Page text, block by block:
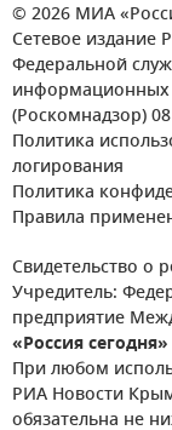
© 2026 МИА
Сетевое издание
Федеральной
информационных
(Роскомнадзор)
Политика
логирования
Политика
Правила
Свидетельство о
Учредитель:
предприятие
«Россия сегодня»
При любом
РИА Новости
обязательна не